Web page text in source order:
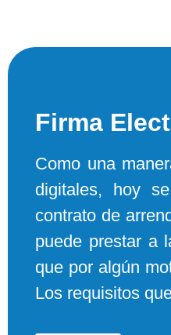
Firma
Como una
digitales, hoy
contrato de
puede prestar a
que por algún
Los requisitos